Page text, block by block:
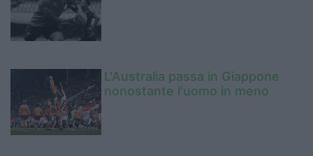
L'Australia passa in Giappone
nonostante l'uomo in meno